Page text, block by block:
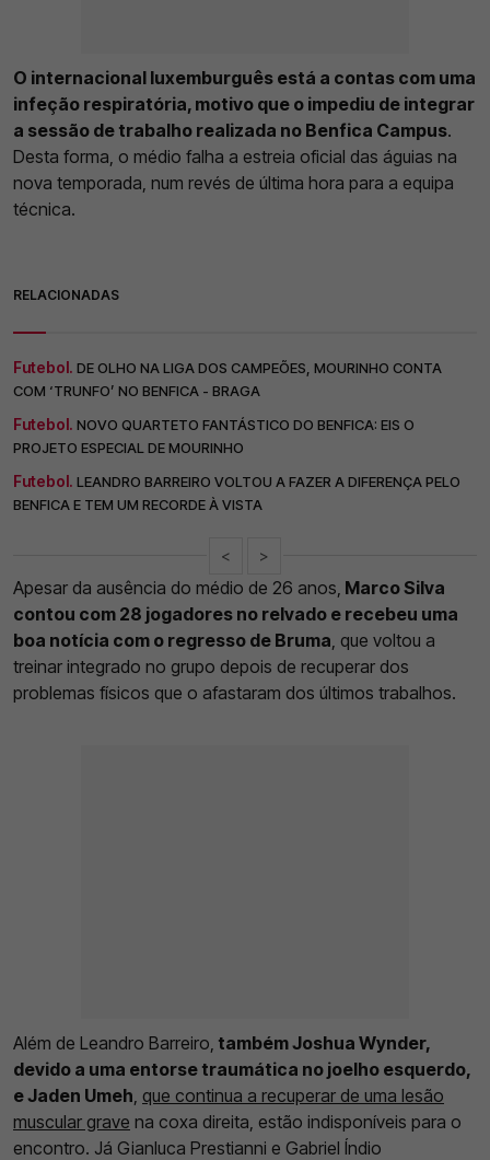
O internacional luxemburguês está a contas com uma
infeção respiratória, motivo que o impediu de integrar
a sessão de trabalho realizada no Benfica Campus.
Desta forma, o médio falha a estreia oficial das águias na
nova temporada, num revés de última hora para a equipa
técnica.
RELACIONADAS
Futebol. DE OLHO NA LIGA DOS CAMPEÕES, MOURINHO CONTA
COM ‘TRUNFO’ NO BENFICA - BRAGA
Futebol. NOVO QUARTETO FANTÁSTICO DO BENFICA: EIS O
PROJETO ESPECIAL DE MOURINHO
Futebol. LEANDRO BARREIRO VOLTOU A FAZER A DIFERENÇA PELO
BENFICA E TEM UM RECORDE À VISTA
< >
Apesar da ausência do médio de 26 anos, Marco Silva
contou com 28 jogadores no relvado e recebeu uma
boa notícia com o regresso de Bruma , que voltou a
treinar integrado no grupo depois de recuperar dos
problemas físicos que o afastaram dos últimos trabalhos.
Além de Leandro Barreiro, também Joshua Wynder,
devido a uma entorse traumática no joelho esquerdo,
e Jaden Umeh que continua a recuperar de uma lesão
muscular grave na coxa direita, estão indisponíveis para o
encontro. Já Gianluca Prestianni e Gabriel Índio